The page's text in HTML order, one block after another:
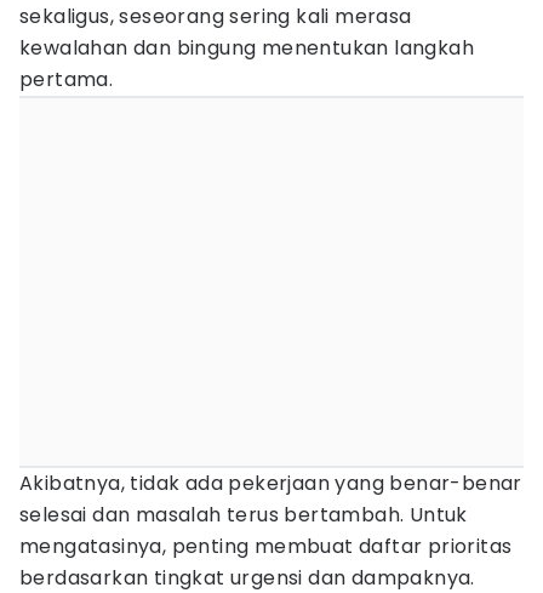
sekaligus, seseorang sering kali merasa
kewalahan dan bingung menentukan langkah
pertama.
Akibatnya, tidak ada pekerjaan yang benar-benar
selesai dan masalah terus bertambah. Untuk
mengatasinya, penting membuat daftar prioritas
berdasarkan tingkat urgensi dan dampaknya.